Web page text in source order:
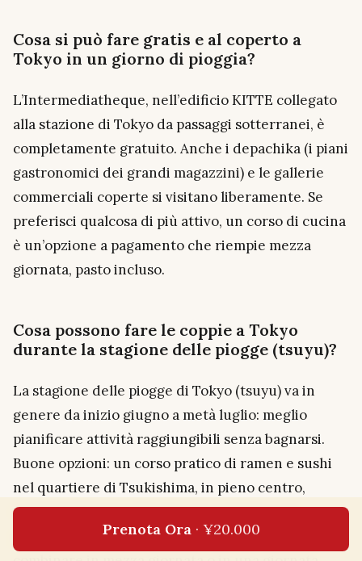
Prenota Ora · ¥20.000
Cosa si può fare gratis e al coperto a
Tokyo in un giorno di pioggia?
L’Intermediatheque, nell’edificio KITTE collegato
alla stazione di Tokyo da passaggi sotterranei, è
completamente gratuito. Anche i depachika (i piani
gastronomici dei grandi magazzini) e le gallerie
commerciali coperte si visitano liberamente. Se
preferisci qualcosa di più attivo, un corso di cucina
è un’opzione a pagamento che riempie mezza
giornata, pasto incluso.
Cosa possono fare le coppie a Tokyo
durante la stagione delle piogge (tsuyu)?
La stagione delle piogge di Tokyo (tsuyu) va in
genere da inizio giugno a metà luglio: meglio
pianificare attività raggiungibili senza bagnarsi.
Buone opzioni: un corso pratico di ramen e sushi
nel quartiere di Tsukishima, in pieno centro,
teamLab Planets a Toyosu, un acquario o un
planetario — tutte attività al coperto, facili da